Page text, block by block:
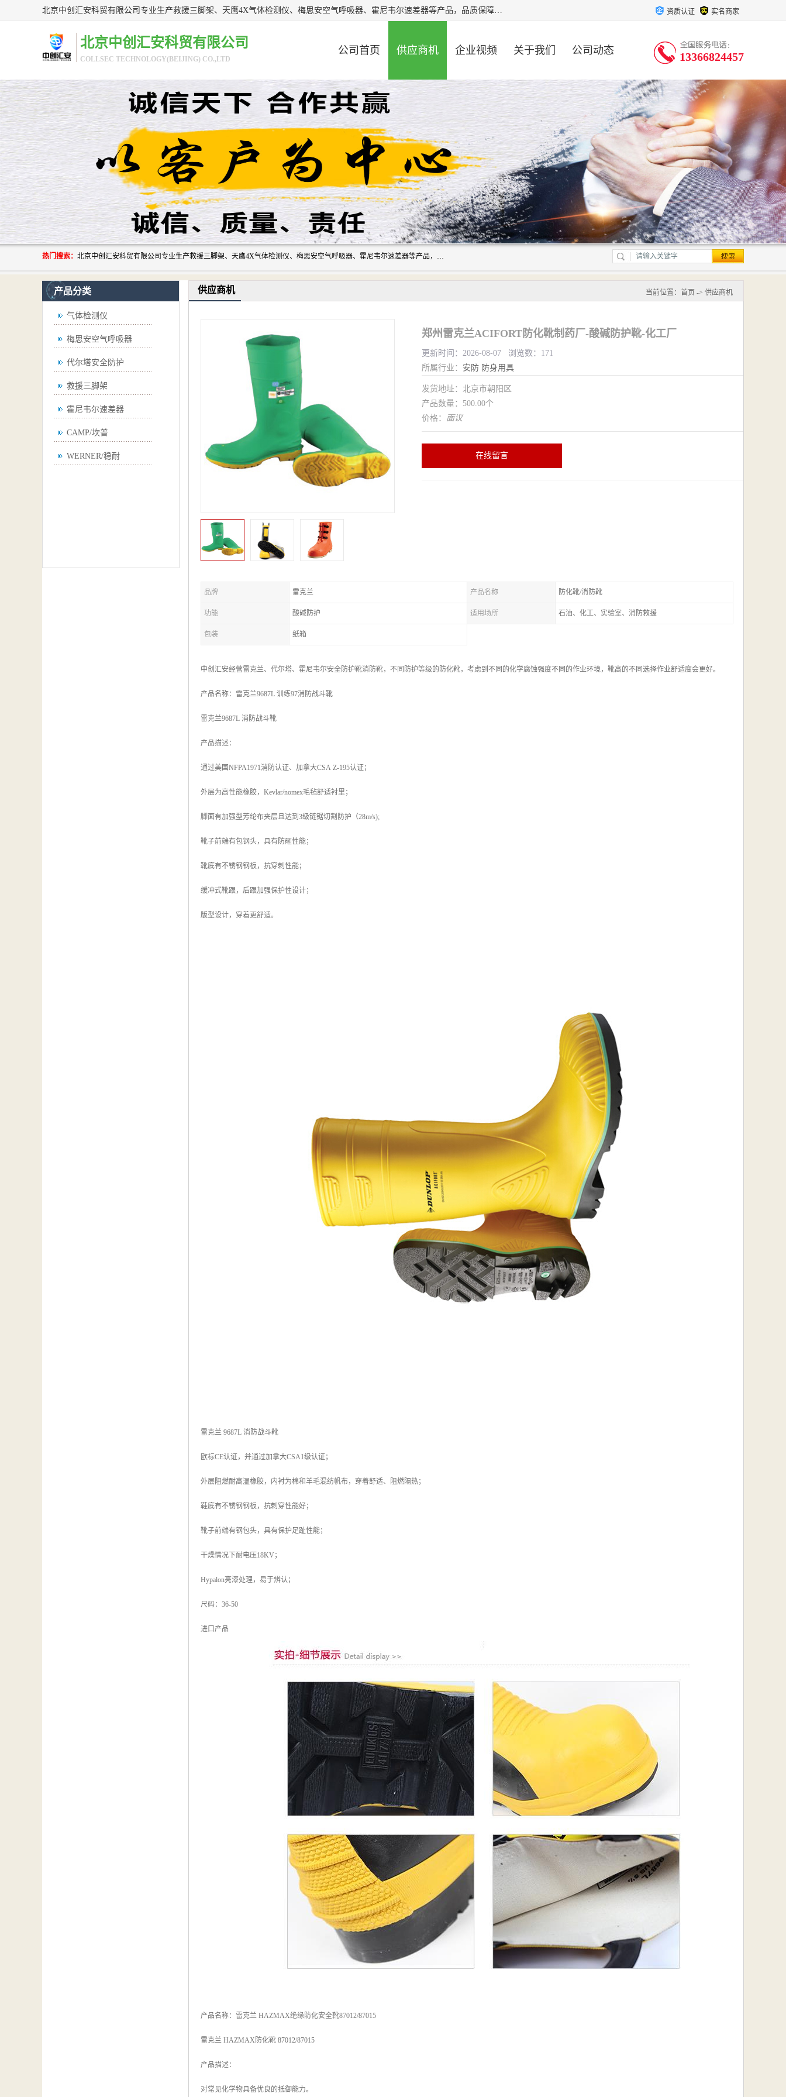
北京中创汇安科贸有限公司专业生产救援三脚架、天鹰4X气体检测仪、梅思安空气呼吸器、霍尼韦尔速差器等产品，品质保障，价格合理，欢迎在线致电咨询。 资质认证 实名商家
北京中创汇安科贸有限公司
COLLSEC TECHNOLOGY(BEIJING) CO.,LTD
公司首页 供应商机 企业视频 关于我们 公司动态 13366824457
热门搜索： 北京中创汇安科贸有限公司专业生产救援三脚架、天鹰4X气体检测仪、梅思安空气呼吸器、霍尼韦尔速差器等产品，品质保障，价格合理，欢迎在线致电咨询。
产品分类
气体检测仪
梅思安空气呼吸器
代尔塔安全防护
救援三脚架
霍尼韦尔速差器
CAMP/坎普
WERNER/稳耐
供应商机 当前位置： 首页 -> 供应商机
郑州雷克兰ACIFORT防化靴制药厂-酸碱防护靴-化工厂
更新时间：2026-08-07 浏览数：171
所属行业： 安防 防身用具
发货地址：北京市朝阳区
产品数量：500.00个
价格： 面议
在线留言
品牌 雷克兰 产品名称 防化靴/消防靴
功能 酸碱防护 适用场所 石油、化工、实验室、消防救援
包装 纸箱
中创汇安经营雷克兰、代尔塔、霍尼韦尔安全防护靴消防靴，不同防护等级的防化靴，考虑到不同的化学腐蚀强度不同的作业环境，靴高的不同选择作业舒适度会更好。
产品名称：雷克兰9687L 训练97消防战斗靴
雷克兰9687L 消防战斗靴
产品描述：
通过美国NFPA1971消防认证、加拿大CSA Z-195认证；
外层为高性能橡胶，Kevlar/nomex毛毡舒适衬里；
脚面有加强型芳纶布夹层且达到3级链锯切割防护（28m/s);
靴子前端有包钢头，具有防砸性能；
靴底有不锈钢钢板，抗穿刺性能；
缓冲式靴跟，后跟加强保护性设计；
版型设计，穿着更舒适。
雷克兰 9687L 消防战斗靴
欧标CE认证，并通过加拿大CSA1级认证；
外层阻燃耐高温橡胶，内衬为棉和羊毛混纺帆布，穿着舒适、阻燃隔热；
鞋底有不锈钢钢板，抗刺穿性能好；
靴子前端有钢包头，具有保护足趾性能；
干燥情况下耐电压18KV；
Hypalon亮漆处理，易于辨认；
尺码：36-50
进口产品
产品名称：雷克兰 HAZMAX绝缘防化安全靴87012/87015
雷克兰 HAZMAX防化靴 87012/87015
产品描述：
对常见化学物具备优良的抵御能力。